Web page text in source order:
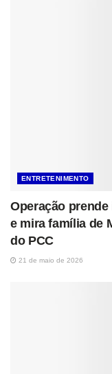
ENTRETENIMENTO
Operação
e mira família de
do PCC
21 de maio de 2026